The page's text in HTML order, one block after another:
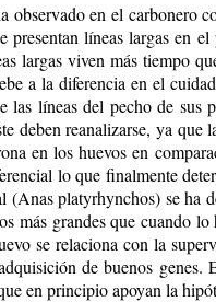
ob­ser­va­do en el car­bo­ne­ro
pre­sen­tan lí­neas lar­gas en
lar­gas vi­ven más tiem­po
a la di­fe­ren­cia en el
las lí­neas del pe­cho de sus
de­ben rea­na­li­zar­se, ya que
en los hue­vos en
lo que fi­nal­men­te
(Anas platyrhyn­chos) se ha
más gran­des que cuan­do
se re­la­cio­na con la
de bue­nos
en prin­ci­pio apo­yan la